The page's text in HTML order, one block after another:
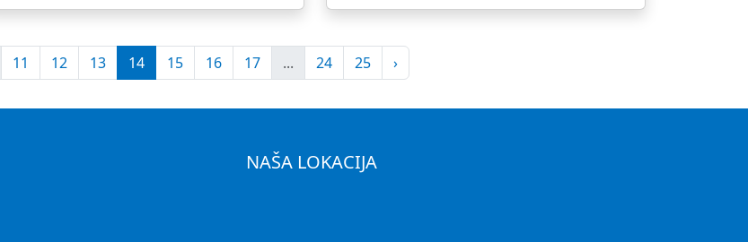
11 12 13 14 15 16 17 ... 24 25 ›
NAŠA LOKACIJA